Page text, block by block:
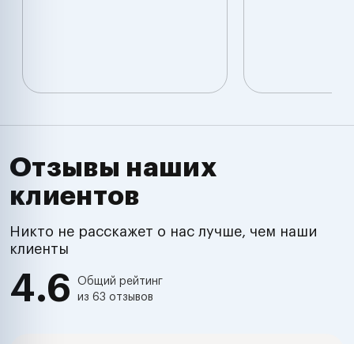
Отзывы наших
клиентов
Никто не расскажет о нас лучше, чем наши
клиенты
4.6
Общий рейтинг
из 63 отзывов